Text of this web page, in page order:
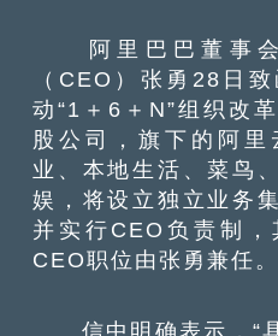
阿里巴巴董事会
（CEO）张勇28日
动“1＋6＋N”组织改
股公司，旗下的阿
业、本地生活、菜鸟
娱，将设立独立业务
并实行CEO负责制
CEO职位由张勇兼任。